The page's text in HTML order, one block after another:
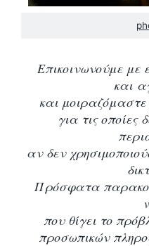
Επικοινωνούμε με
και
και μοιραζόμαστε
για τις
αν δεν
Πρόσφατα
που θίγει το
προσωπικών